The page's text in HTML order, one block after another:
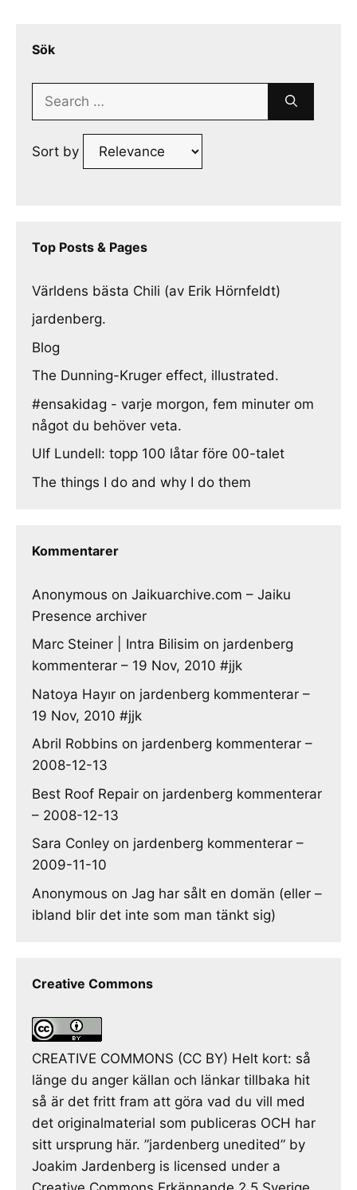
Sök
Search
Sort by
Top Posts & Pages
Världens bästa Chili (av Erik Hörnfeldt)
jardenberg.
Blog
The Dunning-Kruger effect, illustrated.
#ensakidag - varje morgon, fem minuter om
något du behöver veta.
Ulf Lundell: topp 100 låtar före 00-talet
The things I do and why I do them
Kommentarer
Anonymous on Jaikuarchive.com – Jaiku
Presence archiver
Marc Steiner | Intra Bilisim on jardenberg
kommenterar – 19 Nov, 2010 #jjk
Natoya Hayır on jardenberg kommenterar –
19 Nov, 2010 #jjk
Abril Robbins on jardenberg kommenterar –
2008-12-13
Best Roof Repair on jardenberg kommenterar
– 2008-12-13
Sara Conley on jardenberg kommenterar –
2009-11-10
Anonymous on Jag har sålt en domän (eller –
ibland blir det inte som man tänkt sig)
Creative Commons
CREATIVE COMMONS (CC BY) Helt kort: så
länge du anger källan och länkar tillbaka hit
så är det fritt fram att göra vad du vill med
det originalmaterial som publiceras OCH har
sitt ursprung här. ”jardenberg unedited” by
Joakim Jardenberg is licensed under a